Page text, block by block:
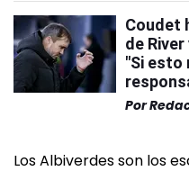
Coudet
de
"Si esto
Por
Los Albiverdes son los